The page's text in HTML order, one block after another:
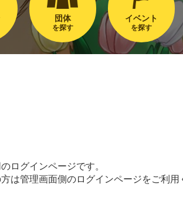
団体
を探す
イベント
を探す
ログインページです。
は管理画面側のログインページをご利用